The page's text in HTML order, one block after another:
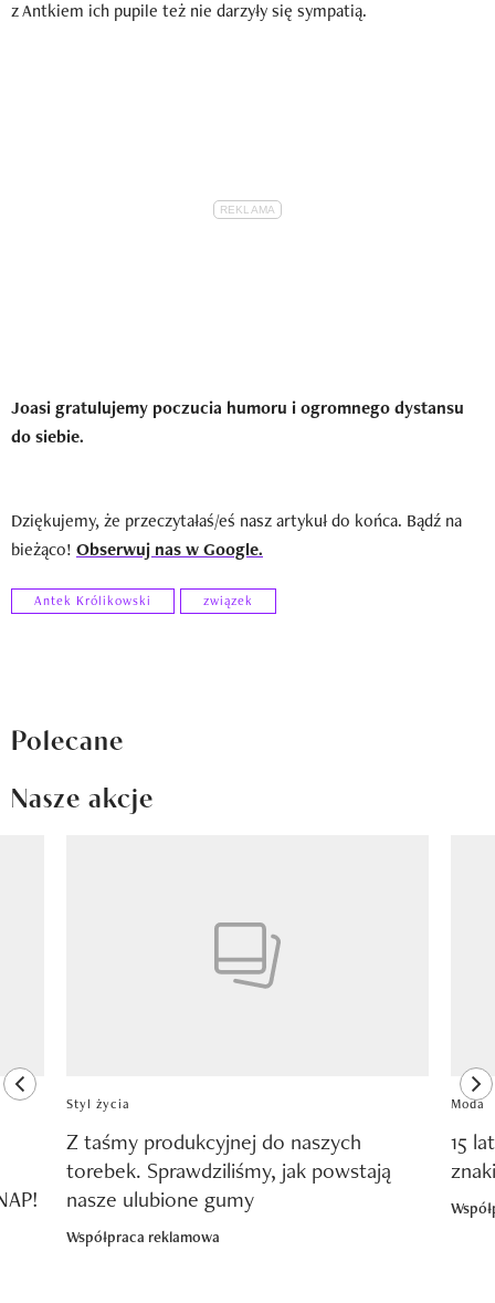
z Antkiem ich pupile też nie darzyły się sympatią.
Joasi gratulujemy poczucia humoru i ogromnego dystansu
do siebie.
Dziękujemy, że przeczytałaś/eś nasz artykuł do końca. Bądź na
bieżąco! Obserwuj nas w Google.
Antek Królikowski związek
Polecane
Nasze akcje
previous element
Styl życia
Z taśmy produkcyjnej do naszych
torebek. Sprawdziliśmy, jak powstają
nasze ulubione gumy
Współpraca reklamowa
Moda
15